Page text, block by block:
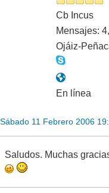
Cb Incus
Mensajes:
Ojáiz-
En línea
Sábado 11 Febrero 2006
Saludos. Muchas